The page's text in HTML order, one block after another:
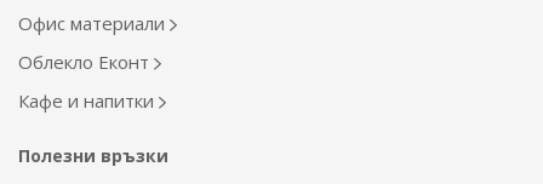
Офис материали
Облекло Еконт
Кафе и напитки
Полезни връзки